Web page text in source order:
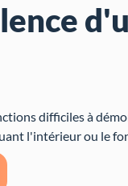
difficiles à
l'intérieur ou le